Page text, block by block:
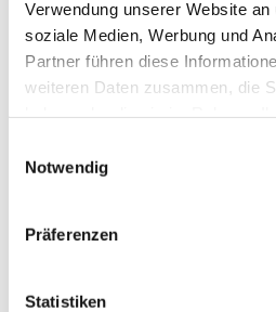
Verwendung unserer Website
soziale Medien, Werbung und
Partner führen diese
weiteren Daten zusammen, die
Notwendig
Präferenzen
Statistiken
Dies könnte